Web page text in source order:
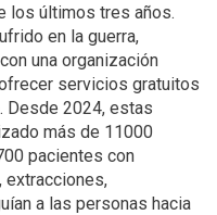
los últimos tres años.
en la guerra,
una organización
servicios gratuitos
Desde 2024, estas
más de 11000
pacientes con
extracciones,
a las personas hacia